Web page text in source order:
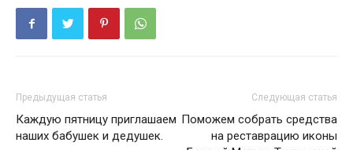
Предыдущая статья
Каждую пятницу приглашаем
наших бабушек и дедушек.
Следующая статья
Поможем собрать средства
на реставрацию иконы